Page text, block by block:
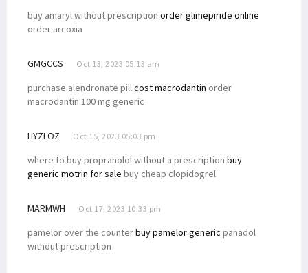
buy amaryl without prescription order glimepiride online
order arcoxia
GMGCCS Oct 13, 2023 05:13 am
purchase alendronate pillcost macrodantin order
macrodantin 100 mg generic
HYZLOZ Oct 15, 2023 05:03 pm
where to buy propranolol without a prescription buy
generic motrin for sale buy cheap clopidogrel
MARMWH Oct 17, 2023 10:33 pm
pamelor over the counterbuy pamelor generic panadol
without prescription